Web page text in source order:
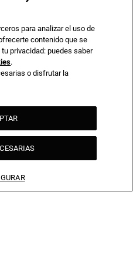
electrónicos
para analizar el uso de
contenido que se
privacidad: puedes saber
.
o disfrutar la